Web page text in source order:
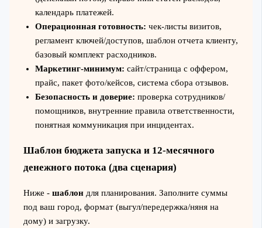
календарь платежей.
Операционная готовность: чек-листы визитов,
регламент ключей/доступов, шаблон отчета клиенту,
базовый комплект расходников.
Маркетинг-минимум: сайт/страница с оффером,
прайс, пакет фото/кейсов, система сбора отзывов.
Безопасность и доверие: проверка сотрудников/
помощников, внутренние правила ответственности,
понятная коммуникация при инцидентах.
Шаблон бюджета запуска и 12-месячного
денежного потока (два сценария)
Ниже - шаблондля планирования. Заполните суммы
под ваш город, формат (выгул/передержка/няня на
дому) и загрузку.